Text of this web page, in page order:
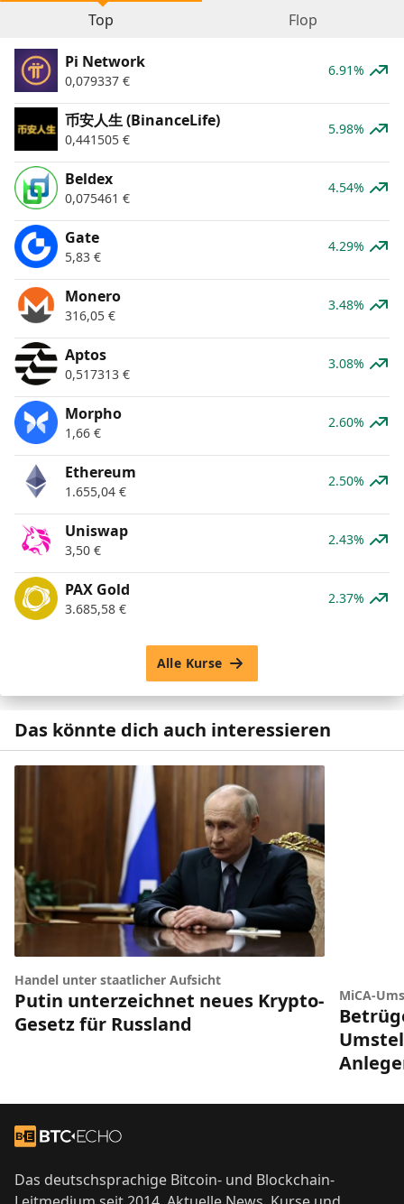
Top Flop
Pi Network
0,079337 €
6.91%
币安人生 (BinanceLife)
0,441505 €
5.98%
Beldex
0,075461 €
4.54%
Gate
5,83 €
4.29%
Monero
316,05 €
3.48%
Aptos
0,517313 €
3.08%
Morpho
1,66 €
2.60%
Ethereum
1.655,04 €
2.50%
Uniswap
3,50 €
2.43%
PAX Gold
3.685,58 €
2.37%
Alle Kurse
Das könnte dich auch interessieren
Handel unter staatlicher Aufsicht
Putin unterzeichnet neues Krypto-
Gesetz für Russland
MiCA-
Zur Startseite
Das deutschsprachige Bitcoin- und Blockchain-